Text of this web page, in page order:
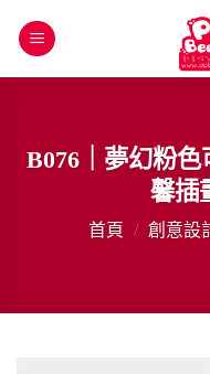
B076｜夢幻粉
馨插
首頁 / 創意設